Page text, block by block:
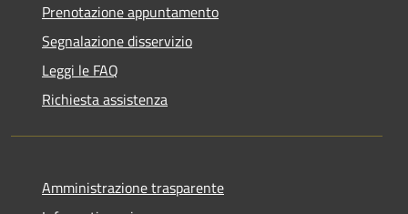
Prenotazione appuntamento
Segnalazione disservizio
Leggi le FAQ
Richiesta assistenza
Amministrazione trasparente